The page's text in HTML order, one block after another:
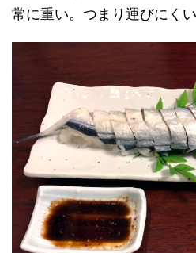
常に重い。つまり運びにく